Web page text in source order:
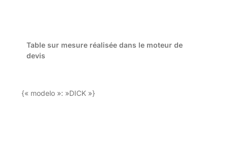
Table sur mesure réalisée dans le moteur de
devis
{« modelo »: »DICK »}